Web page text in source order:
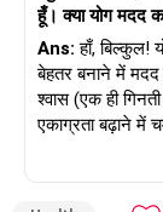
हूँ। क्या योग मदद
Ans: हाँ, बिल्कुल!
बेहतर बनाने में
श्वास (एक ही
एकाग्रता बढ़ाने में
ध्यान लगाने के
छोटे अभ्यासों का